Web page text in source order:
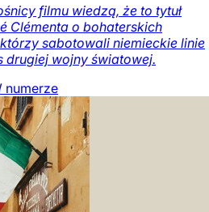
filmu wiedzą, że to tytuł
Clémenta o bohaterskich
sabotowali niemieckie linie
wojny światowej.
numerze